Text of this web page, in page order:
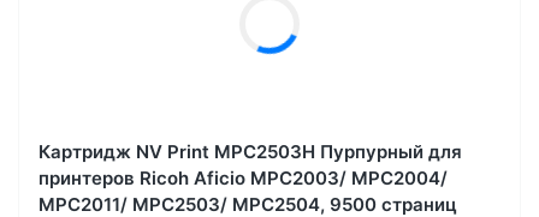
Картридж NV Print MPC2503H Пурпурный для
принтеров Ricoh Aficio MPC2003/ MPC2004/
MPC2011/ MPC2503/ MPC2504, 9500 страниц